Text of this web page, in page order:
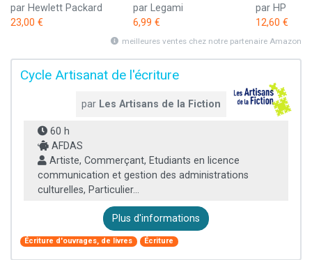
par Hewlett Packard
23,00 €
par Legami
6,99 €
par HP
12,60 €
meilleures ventes chez notre partenaire Amazon
Cycle Artisanat de l'écriture
par Les Artisans de la Fiction
60 h
AFDAS
Artiste, Commerçant, Etudiants en licence
communication et gestion des administrations
culturelles, Particulier...
Plus d'informations
Écriture d'ouvrages, de livres Écriture